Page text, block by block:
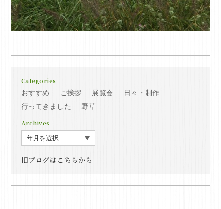
Categories
おすすめ ご挨拶 展覧会
日々・制作
行ってきました
野草
Archives
旧ブログはこちらから